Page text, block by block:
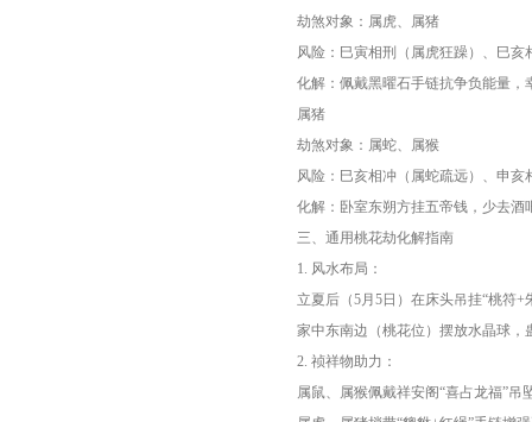
劫煞对象：属虎、属猪
风险：巳寅相刑（属虎狂躁）、巳
化解：佩戴黑曜石手链抗争负能量，
属猪
劫煞对象：属蛇、属猴
风险：巳亥相冲（属蛇疏远）、申
化解：卧室东朔方挂五帝钱，少去酒
三、通用桃花劫化解指南
1. 风水布局：
立夏后（5月5日）在床头吊挂“桃符
家中东南边（桃花位）摆放水晶球，
2. 祯祥物助力：
属鼠、属猴佩戴祥安阁“喜占龙福”吊